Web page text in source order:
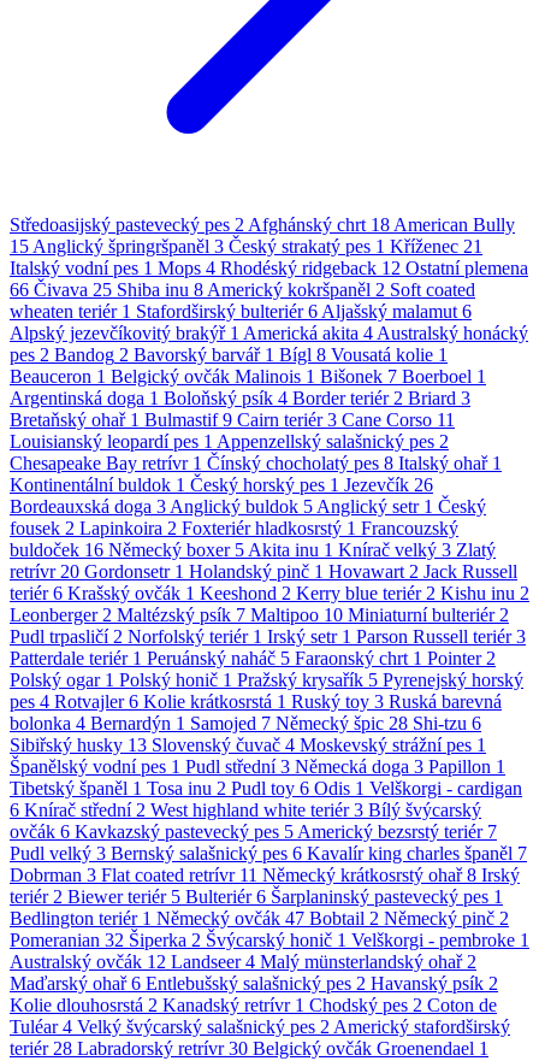
Středoasijský pastevecký pes 2 Afghánský chrt 18 American Bully
15 Anglický špringršpaněl 3 Český strakatý pes 1 Kříženec 21
Italský vodní pes 1 Mops 4 Rhodéský ridgeback 12 Ostatní plemena
66 Čivava 25 Shiba inu 8 Americký kokršpaněl 2 Soft coated
wheaten teriér 1 Stafordširský bulteriér 6 Aljašský malamut 6
Alpský jezevčíkovitý brakýř 1 Americká akita 4 Australský honácký
pes 2 Bandog 2 Bavorský barvář 1 Bígl 8 Vousatá kolie 1
Beauceron 1 Belgický ovčák Malinois 1 Bišonek 7 Boerboel 1
Argentinská doga 1 Boloňský psík 4 Border teriér 2 Briard 3
Bretaňský ohař 1 Bulmastif 9 Cairn teriér 3 Cane Corso 11
Louisianský leopardí pes 1 Appenzellský salašnický pes 2
Chesapeake Bay retrívr 1 Čínský chocholatý pes 8 Italský ohař 1
Kontinentální buldok 1 Český horský pes 1 Jezevčík 26
Bordeauxská doga 3 Anglický buldok 5 Anglický setr 1 Český
fousek 2 Lapinkoira 2 Foxteriér hladkosrstý 1 Francouzský
buldoček 16 Německý boxer 5 Akita inu 1 Knírač velký 3 Zlatý
retrívr 20 Gordonsetr 1 Holandský pinč 1 Hovawart 2 Jack Russell
teriér 6 Krašský ovčák 1 Keeshond 2 Kerry blue teriér 2 Kishu inu 2
Leonberger 2 Maltézský psík 7 Maltipoo 10 Miniaturní bulteriér 2
Pudl trpasličí 2 Norfolský teriér 1 Irský setr 1 Parson Russell teriér 3
Patterdale teriér 1 Peruánský naháč 5 Faraonský chrt 1 Pointer 2
Polský ogar 1 Polský honič 1 Pražský krysařík 5 Pyrenejský horský
pes 4 Rotvajler 6 Kolie krátkosrstá 1 Ruský toy 3 Ruská barevná
bolonka 4 Bernardýn 1 Samojed 7 Německý špic 28 Shi-tzu 6
Sibiřský husky 13 Slovenský čuvač 4 Moskevský strážní pes 1
Španělský vodní pes 1 Pudl střední 3 Německá doga 3 Papillon 1
Tibetský španěl 1 Tosa inu 2 Pudl toy 6 Odis 1 Velškorgi - cardigan
6 Knírač střední 2 West highland white teriér 3 Bílý švýcarský
ovčák 6 Kavkazský pastevecký pes 5 Americký bezsrstý teriér 7
Pudl velký 3 Bernský salašnický pes 6 Kavalír king charles španěl 7
Dobrman 3 Flat coated retrívr 11 Německý krátkosrstý ohař 8 Irský
teriér 2 Biewer teriér 5 Bulteriér 6 Šarplaninský pastevecký pes 1
Bedlington teriér 1 Německý ovčák 47 Bobtail 2 Německý pinč 2
Pomeranian 32 Šiperka 2 Švýcarský honič 1 Velškorgi - pembroke 1
Australský ovčák 12 Landseer 4 Malý münsterlandský ohař 2
Maďarský ohař 6 Entlebušský salašnický pes 2 Havanský psík 2
Kolie dlouhosrstá 2 Kanadský retrívr 1 Chodský pes 2 Coton de
Tuléar 4 Velký švýcarský salašnický pes 2 Americký stafordširský
teriér 28 Labradorský retrívr 30 Belgický ovčák Groenendael 1